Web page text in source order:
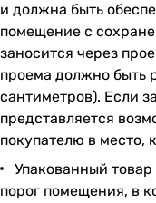
и должна быть
помещение с
заносится через
проема должно быть
сантиметров). Если
представляется
покупателю в место,
Упакованный
порог помещения, в